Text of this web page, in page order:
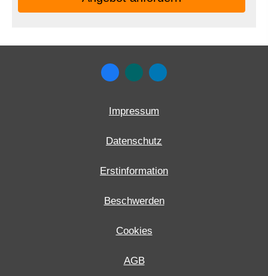
Impressum
Datenschutz
Erstinformation
Beschwerden
Cookies
AGB